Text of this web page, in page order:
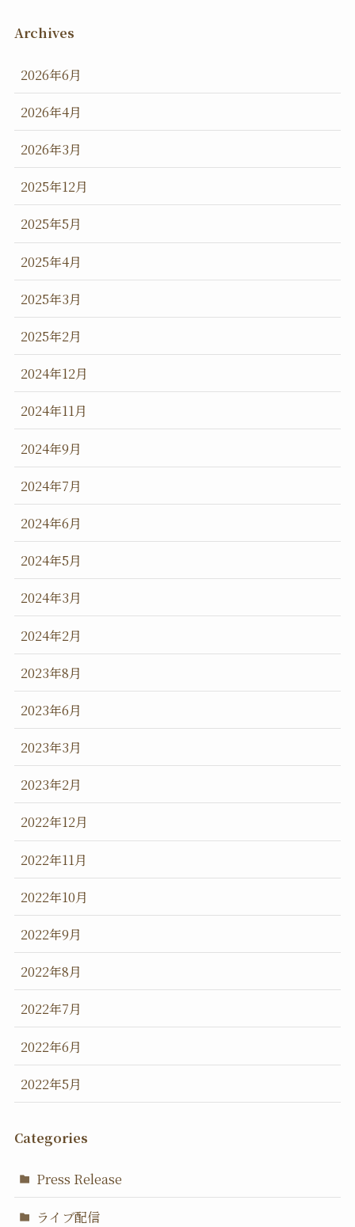
Archives
2026年6月
2026年4月
2026年3月
2025年12月
2025年5月
2025年4月
2025年3月
2025年2月
2024年12月
2024年11月
2024年9月
2024年7月
2024年6月
2024年5月
2024年3月
2024年2月
2023年8月
2023年6月
2023年3月
2023年2月
2022年12月
2022年11月
2022年10月
2022年9月
2022年8月
2022年7月
2022年6月
2022年5月
Categories
Press Release
ライブ配信